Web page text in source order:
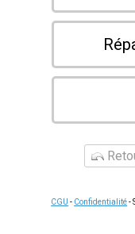
CGU - Confidentialité-